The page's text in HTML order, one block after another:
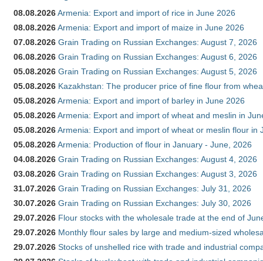
08.08.2026Armenia: Export and import of rice in June 2026
08.08.2026Armenia: Export and import of maize in June 2026
07.08.2026 Grain Trading on Russian Exchanges: August 7, 2026
06.08.2026 Grain Trading on Russian Exchanges: August 6, 2026
05.08.2026 Grain Trading on Russian Exchanges: August 5, 2026
05.08.2026 Kazakhstan: The producer price of fine flour from
05.08.2026Armenia: Export and import of barley in June 2026
05.08.2026Armenia: Export and import of wheat and meslin in
05.08.2026Armenia: Export and import of wheat or meslin flour in
05.08.2026Armenia: Production of flour in January - June, 2026
04.08.2026 Grain Trading on Russian Exchanges: August 4, 2026
03.08.2026 Grain Trading on Russian Exchanges: August 3, 2026
31.07.2026 Grain Trading on Russian Exchanges: July 31, 2026
30.07.2026 Grain Trading on Russian Exchanges: July 30, 2026
29.07.2026 Flour stocks with the wholesale trade at the end of
29.07.2026 Monthly flour sales by large and medium-sized
29.07.2026 Stocks of unshelled rice with trade and industrial